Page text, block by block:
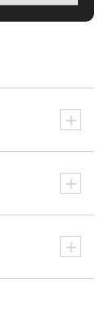
+
+
+